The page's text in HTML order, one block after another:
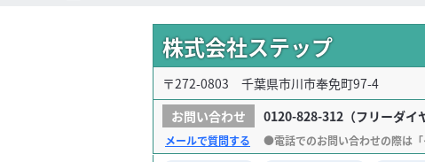
株式会社ステップ
〒272-0803 千葉県市川市奉免町97-4
0120-828-312 （フリーダイ
メールで質問する